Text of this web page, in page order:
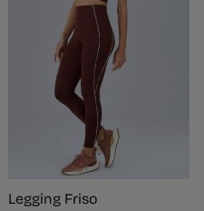
Legging Friso